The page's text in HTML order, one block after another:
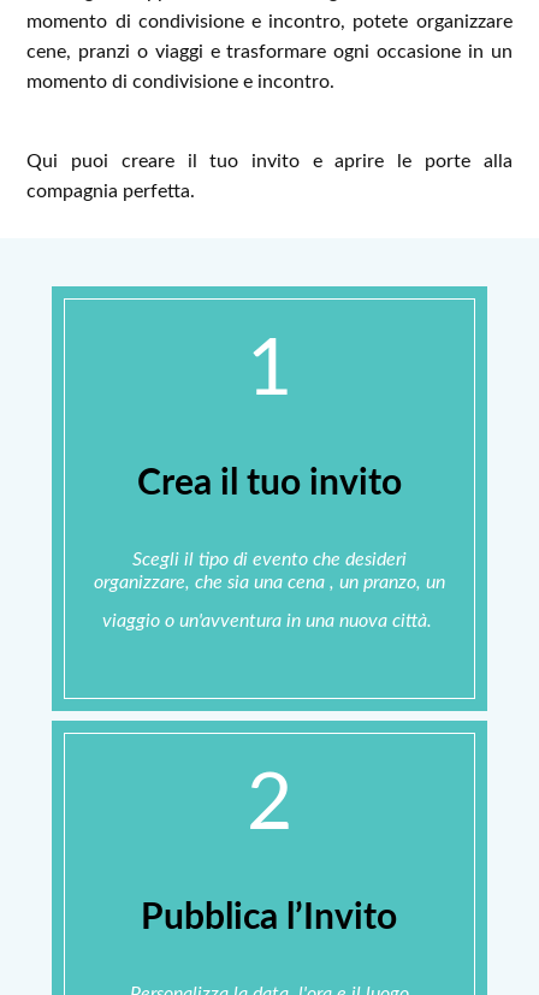
momento di condivisione e incontro, potete organizzare
cene, pranzi o viaggi e trasformare ogni occasione in un
momento di condivisione e incontro.
Qui puoi creare il tuo invito e aprire le porte alla
compagnia perfetta.
1
Crea il tuo invito
Scegli il tipo di evento che desideri
organizzare, che sia una cena , un pranzo, un
viaggio o un'avventura in una nuova città.
2
Pubblica l’Invito